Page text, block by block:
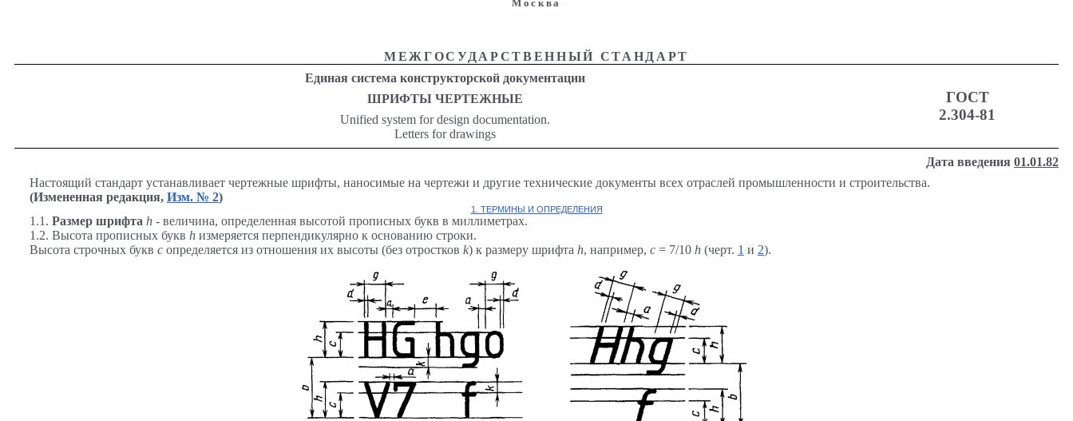
Москва
МЕЖГОСУДАРСТВЕННЫЙ СТАНДАРТ
Единая система конструкторской документации
ШРИФТЫ ЧЕРТЕЖНЫЕ
Unified system for design documentation.
Letters for drawings
ГОСТ
2.304-81
Дата введения 01.01.82
Настоящий стандарт устанавливает чертежные шрифты, наносимые на чертежи и другие технические документы всех отраслей промышленности и строительства.
(Измененная редакция, Изм. № 2)
1. ТЕРМИНЫ И ОПРЕДЕЛЕНИЯ
1.1. Размер шрифта h- величина, определенная высотой прописных букв в миллиметрах.
1.2. Высота прописных букв hизмеряется перпендикулярно к основанию строки.
Высота строчных букв сопределяется из отношения их высоты (без отростков k) к размеру шрифта h, например, с= 7/10 h(черт. 1 и 2).